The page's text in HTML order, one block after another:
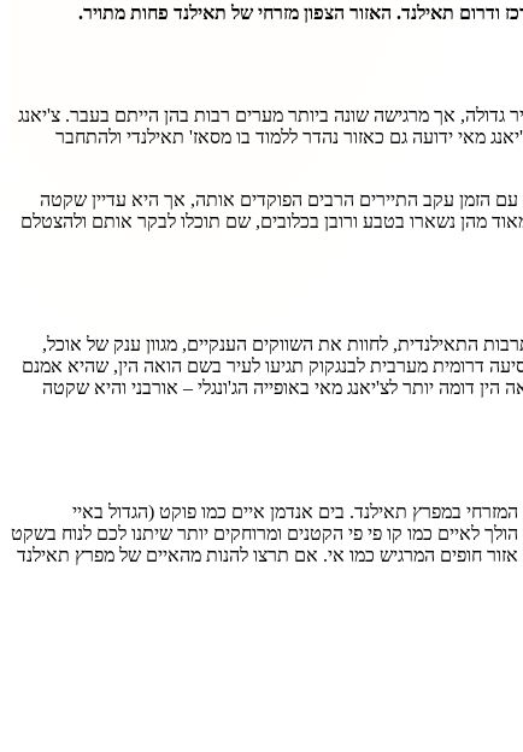
ודרום תאילנד. האזור הצפון מזרחי של תאילנד פחות מתויר.
גדולה, אך מרגישה שונה ביותר מערים רבות בהן הייתם בעבר. צ'יאנג
מאי ידועה גם כאזור נהדר ללמוד בו מסאז' תאילנדי ולהתחבר
פאי, שאמנם גדלה עם הזמן עקב התיירים הרבים הפוקדים אותה, אך היא עדיין שקטה
מהן נשארו בטבע ורובן בכלובים, שם תוכלו לבקר אותם ולהצטלם
התאילנדית, לחוות את השווקים הענקיים, מגוון ענק של אוכל,
דרומית מערבית לבנגקוק תגיעו לעיר בשם הואה הין, שהיא אמנם
דומה יותר לצ'יאנג מאי באופייה הג'ונגלי – אורבני והיא שקטה
המערבי בים אנדמן, וחלקם בצידה המזרחי במפרץ תאילנד. בים אנדמן איים כמו פוקט (הגדול באיי
לאיים כמו קו פי פי הקטנים ומרוחקים יותר שיתנו לכם לנוח בשקט
חופים המרגיש כמו אי. אם תרצו להנות מהאיים של מפרץ תאילנד